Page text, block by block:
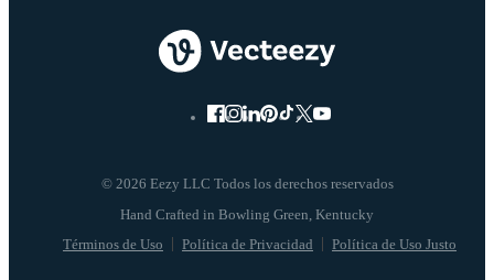
© 2026 Eezy LLC Todos los derechos reservados
Términos de Uso Política de Privacidad Política de Uso Justo